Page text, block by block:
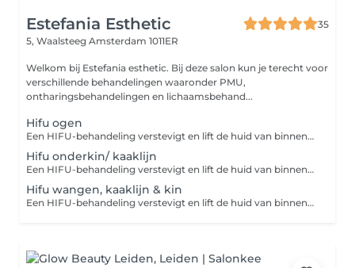
Estefania Esthetic
35
5, Waalsteeg Amsterdam 1011ER
Welkom bij Estefania esthetic. Bij deze salon kun je terecht voor
verschillende behandelingen waaronder PMU,
ontharingsbehandelingen en lichaamsbehand...
Hifu ogen
Een HIFU-behandeling verstevigt en lift de huid van binnenuit door de natuurlijke aanmaak van collageen te stimuleren. Hierdoor wordt de huid strakker, steviger en worden fijne lijntjes en huidverslapping verminderd zonder operatie of hersteltijd. Na een HIFU-behandeling is vaak direct een lichte versteviging zichtbaar. Het uiteindelijke resultaat ontwikkelt zich geleidelijk, omdat de aanmaak van nieuw collageen tijd nodig heeft. De meeste mensen zien het beste resultaat na ongeveer 2 tot 3 maanden, met een effect dat tot 12 tot 18 maanden kan aanhouden.
Hifu onderkin/ kaaklijn
Een HIFU-behandeling verstevigt en lift de huid van binnenuit door de natuurlijke aanmaak van collageen te stimuleren. Hierdoor wordt de huid strakker, steviger en worden fijne lijntjes en huidverslapping verminderd zonder operatie of hersteltijd. Na een HIFU-behandeling is vaak direct een lichte versteviging zichtbaar. Het uiteindelijke resultaat ontwikkelt zich geleidelijk, omdat de aanmaak van nieuw collageen tijd nodig heeft. De meeste mensen zien het beste resultaat na ongeveer 2 tot 3 maanden, met een effect dat tot 12 tot 18 maanden kan aanhouden.
Hifu wangen, kaaklijn & kin
Een HIFU-behandeling verstevigt en lift de huid van binnenuit door de natuurlijke aanmaak van collageen te stimuleren. Hierdoor wordt de huid strakker, steviger en worden fijne lijntjes en huidverslapping verminderd zonder operatie of hersteltijd. Na een HIFU-behandeling is vaak direct een lichte versteviging zichtbaar. Het uiteindelijke resultaat ontwikkelt zich geleidelijk, omdat de aanmaak van nieuw collageen tijd nodig heeft. De meeste mensen zien het beste resultaat na ongeveer 2 tot 3 maanden, met een effect dat tot 12 tot 18 maanden kan aanhouden.